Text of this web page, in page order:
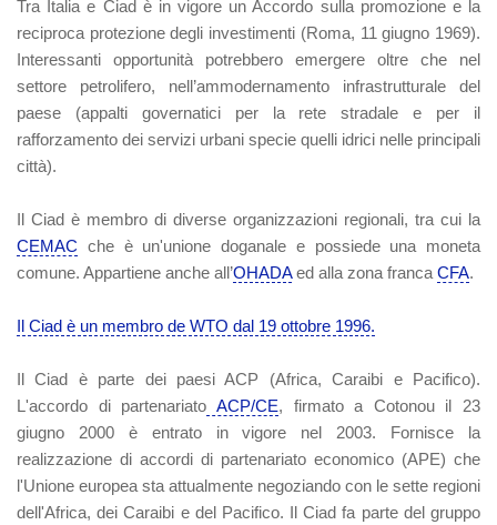
Tra Italia e Ciad è in vigore un Accordo sulla promozione e la
reciproca protezione degli investimenti (Roma, 11 giugno 1969).
Interessanti opportunità potrebbero emergere oltre che nel
settore petrolifero, nell’ammodernamento infrastrutturale del
paese (appalti governatici per la rete stradale e per il
rafforzamento dei servizi urbani specie quelli idrici nelle principali
città).
Il Ciad è membro di diverse organizzazioni regionali, tra cui la
CEMAC che è un'unione doganale e possiede una moneta
comune. Appartiene anche all’OHADAed alla zona franca CFA.
Il Ciad è un membro de WTO dal 19 ottobre 1996.
Il Ciad è parte dei paesi ACP (Africa, Caraibi e Pacifico).
L'accordo di partenariato ACP/CE, firmato a Cotonou il 23
giugno 2000 è entrato in vigore nel 2003. Fornisce la
realizzazione di accordi di partenariato economico (APE) che
l'Unione europea sta attualmente negoziando con le sette regioni
dell'Africa, dei Caraibi e del Pacifico. Il Ciad fa parte del gruppo